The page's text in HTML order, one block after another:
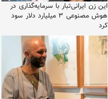
این زن ایرانی‌تبار با سرمایه‌گذاری در
هوش مصنوعی ۳ میلیارد دلار سود
کرد